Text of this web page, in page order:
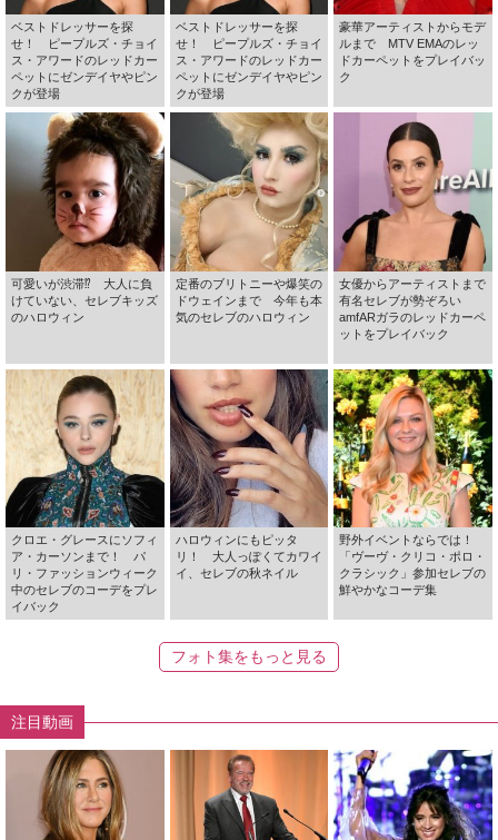
ベストドレッサーを探
せ！ ピープルズ・チョイ
ス・アワードのレッドカー
ペットにゼンデイヤやピン
クが登場
ベストドレッサーを探
せ！ ピープルズ・チョイ
ス・アワードのレッドカー
ペットにゼンデイヤやピン
クが登場
豪華アーティストからモデ
ルまで MTV EMAのレッ
ドカーペットをプレイバッ
ク
可愛いが渋滞⁉ 大人に負
けていない、セレブキッズ
のハロウィン
定番のブリトニーや爆笑の
ドウェインまで 今年も本
気のセレブのハロウィン
女優からアーティストまで
有名セレブが勢ぞろい
amfARガラのレッドカーペ
ットをプレイバック
クロエ・グレースにソフィ
ア・カーソンまで！ パ
リ・ファッションウィーク
中のセレブのコーデをプレ
イバック
ハロウィンにもピッタ
リ！ 大人っぽくてカワイ
イ、セレブの秋ネイル
野外イベントならでは！
「ヴーヴ・クリコ・ポロ・
クラシック」参加セレブの
鮮やかなコーデ集
フォト集をもっと見る
注目動画